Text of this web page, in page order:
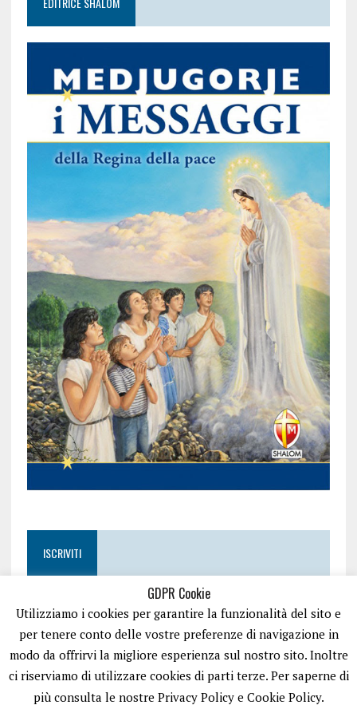
ISCRIVITI
GDPR Cookie
Utilizziamo i cookies per garantire la funzionalità del sito e
per tenere conto delle vostre preferenze di navigazione in
modo da offrirvi la migliore esperienza sul nostro sito. Inoltre
ci riserviamo di utilizzare cookies di parti terze. Per saperne di
più consulta le nostre Privacy Policy e Cookie Policy.